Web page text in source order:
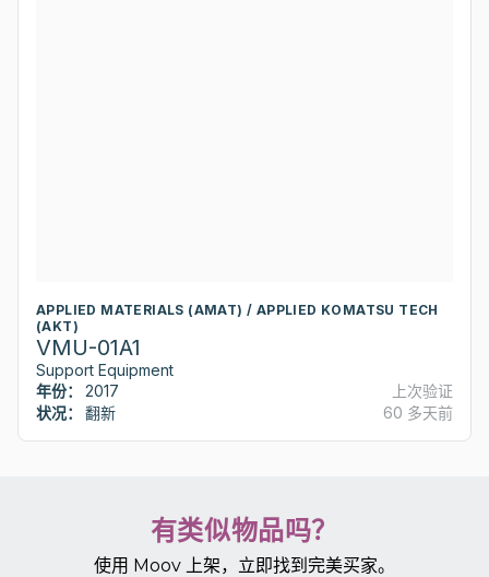
APPLIED MATERIALS (AMAT) / APPLIED KOMATSU TECH
(AKT)
VMU-01A1
Support Equipment
年份：
2017
状况：
翻新
上次验证
60 多天前
有类似物品吗？
使用 Moov 上架，立即找到完美买家。